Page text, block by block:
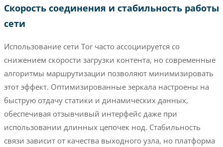
Скорость соединения и стабильность работы
сети
Использование сети Tor часто ассоциируется со
снижением скорости загрузки контента, но современные
алгоритмы маршрутизации позволяют минимизировать
этот эффект. Оптимизированные зеркала настроены на
быструю отдачу статики и динамических данных,
обеспечивая отзывчивый интерфейс даже при
использовании длинных цепочек нод. Стабильность
связи зависит от качества выходного узла, но платформа